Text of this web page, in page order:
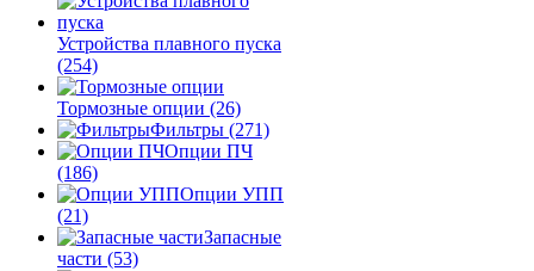
Устройства плавного пуска
(254)
Тормозные опции (26)
Фильтры (271)
Опции ПЧ
(186)
Опции УПП
(21)
Запасные
части (53)